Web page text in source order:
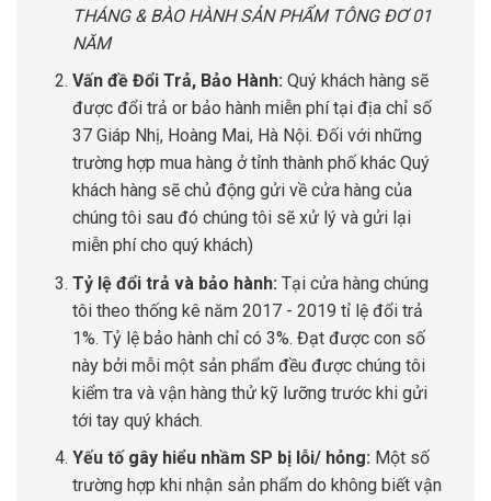
THÁNG & BÀO HÀNH SẢN PHẨM TÔNG ĐƠ 01
NĂM
Vấn đề Đổi Trả, Bảo Hành: Quý khách hàng sẽ
được đổi trả or bảo hành miễn phí tại địa chỉ số
37 Giáp Nhị, Hoàng Mai, Hà Nội. Đối với những
trường hợp mua hàng ở tỉnh thành phố khác Quý
khách hàng sẽ chủ động gửi về cửa hàng của
chúng tôi sau đó chúng tôi sẽ xử lý và gửi lại
miễn phí cho quý khách)
Tỷ lệ đổi trả và bảo hành: Tại cửa hàng chúng
tôi theo thống kê năm 2017 - 2019 tỉ lệ đổi trả
1%. Tỷ lệ bảo hành chỉ có 3%. Đạt được con số
này bởi mỗi một sản phẩm đều được chúng tôi
kiểm tra và vận hàng thử kỹ lưỡng trước khi gửi
tới tay quý khách.
Yếu tố gây hiểu nhầm SP bị lỗi/ hỏng: Một số
trường hợp khi nhận sản phẩm do không biết vận